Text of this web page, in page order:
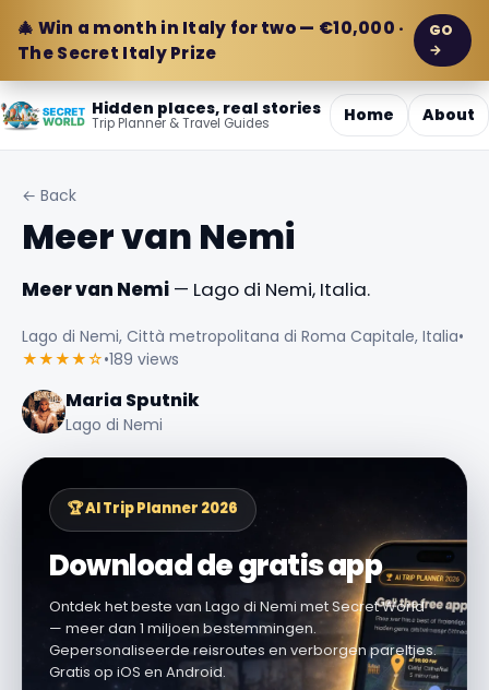
🎄 Win a month in Italy for two — €10,000 ·
The Secret Italy Prize
GO
→
Hidden places, real stories
Trip Planner & Travel Guides Home About
← Back
Meer van Nemi
Meer van Nemi — Lago di Nemi, Italia.
Lago di Nemi, Città metropolitana di Roma Capitale, Italia•
★★★★☆•189 views
Maria Sputnik
Lago di Nemi
🏆 AI Trip Planner 2026
Download de gratis app
Ontdek het beste van Lago di Nemi met Secret World
— meer dan 1 miljoen bestemmingen.
Gepersonaliseerde reisroutes en verborgen pareltjes.
Gratis op iOS en Android.